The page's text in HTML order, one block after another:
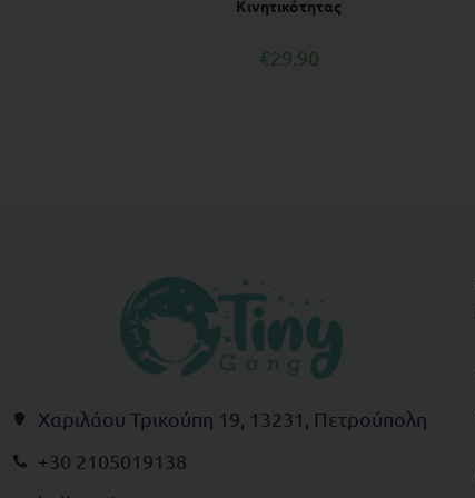
Κινητικότητας
€29.90
Χαριλάου Τρικούπη 19, 13231, Πετρούπολη
+30 2105019138